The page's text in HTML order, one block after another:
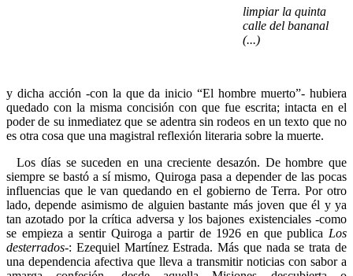
limpiar la quinta
calle del bananal
(...)
y dicha acción -con la que da inicio “El hombre muerto”- hubiera
quedado con la misma concisión con que fue escrita; intacta en el
poder de su inmediatez que se adentra sin rodeos en un texto que no
es otra cosa que una magistral reflexión literaria sobre la muerte.
Los días se suceden en una creciente desazón. De hombre que
siempre se bastó a sí mismo, Quiroga pasa a depender de las pocas
influencias que le van quedando en el gobierno de Terra. Por otro
lado, depende asimismo de alguien bastante más joven que él y ya
tan azotado por la crítica adversa y los bajones existenciales -como
se empieza a sentir Quiroga a partir de 1926 en que publica Los
desterrados-: Ezequiel Martínez Estrada. Más que nada se trata de
una dependencia afectiva que lleva a transmitir noticias con sabor a